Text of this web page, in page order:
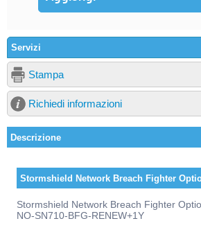
Servizi
Stampa
Richiedi informazioni
Descrizione
Stormshield Network Breach Fighter
Stormshield Network Breach Fighter
NO-SN710-BFG-RENEW+1Y